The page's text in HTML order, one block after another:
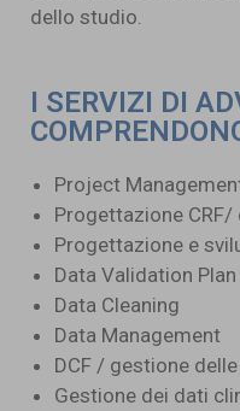
dello studio.
I SERVIZI DI
Project
Progettazione CRF/
Progettazione e
Data Validation
Data Cleaning
Data Management
DCF / gestione
Gestione dei dati